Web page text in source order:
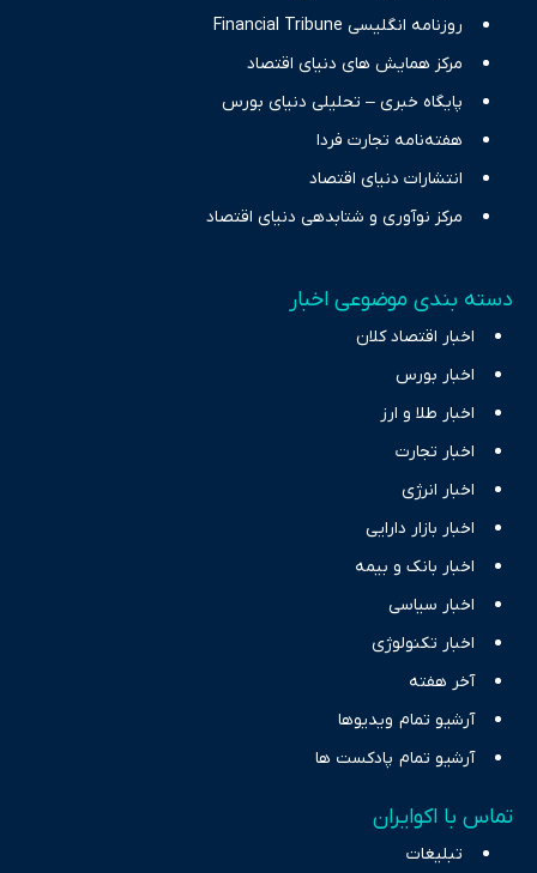
روزنامه انگلیسی Financial Tribune
مرکز همایش های دنیای اقتصاد
پایگاه خبری – تحلیلی دنیای بورس
هفته‌نامه تجارت فردا
انتشارات دنیای اقتصاد
مرکز نوآوری و شتابدهی دنیای اقتصاد
دسته بندی موضوعی اخبار
اخبار اقتصاد کلان
اخبار بورس
اخبار طلا و ارز
اخبار تجارت
اخبار انرژی
اخبار بازار دارایی
اخبار بانک و بیمه
اخبار سیاسی
اخبار تکنولوژی
آخر هفته
آرشیو تمام ویدیوها
آرشیو تمام پادکست ها
تماس با اکوایران
تبلیغات